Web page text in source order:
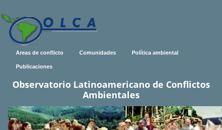
Areas de conflicto Comunidades Política ambiental
Publicaciones
Observatorio Latinoamericano de Conflictos
Ambientales